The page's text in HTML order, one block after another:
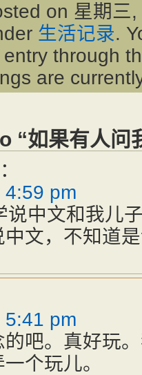
on 星期
生活记录.
entry through
are
“如果有人问
pm
说中文和我儿
文，不知道
pm
吧。真好玩
个玩儿。